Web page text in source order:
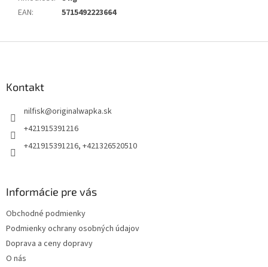
EAN: 5715492223664
Kontakt
nilfisk@originalwapka.sk
+421915391216
+421915391216, +421326520510
Informácie pre vás
Obchodné podmienky
Podmienky ochrany osobných údajov
Doprava a ceny dopravy
O nás